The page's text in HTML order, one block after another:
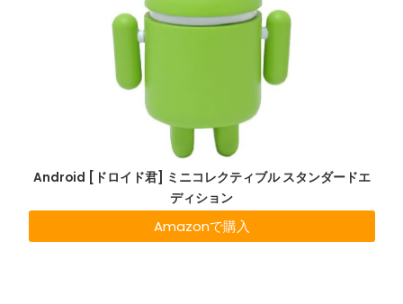
Android [ドロイド君] ミニコレクティブル スタンダードエ
ディション
Amazonで購入